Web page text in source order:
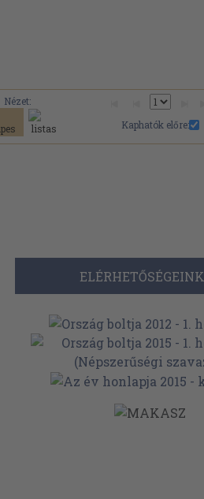
Nézet:
Kaphatók előre:
ELÉRHETŐSÉGEINK